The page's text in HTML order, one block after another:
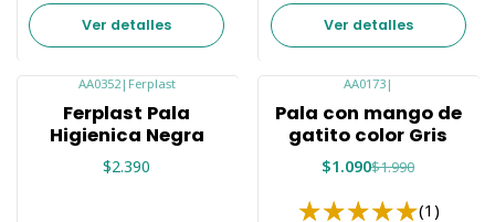
Ver detalles Ver detalles
AA0352| Ferplast
Ferplast Pala
Higienica Negra
$2.390
Agotado
AA0173|
Pala con mango de
gatito color Gris
$1.090$1.990
(1)